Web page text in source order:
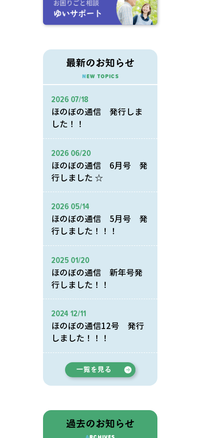
最新のお知らせ
NEW TOPICS
2026 07/18
ほのぼの通信 発行しま
した！！
2026 06/20
ほのぼの通信 6月号 発
行しました ☆
2026 05/14
ほのぼの通信 5月号 発
行しました！！！
2025 01/20
ほのぼの通信 新年号発
行しました！！
2024 12/11
ほのぼの通信12号 発行
しました！！！
過去のお知らせ